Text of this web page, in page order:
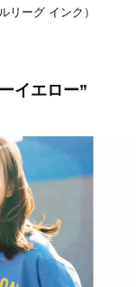
リーグ インク）
イエロー”